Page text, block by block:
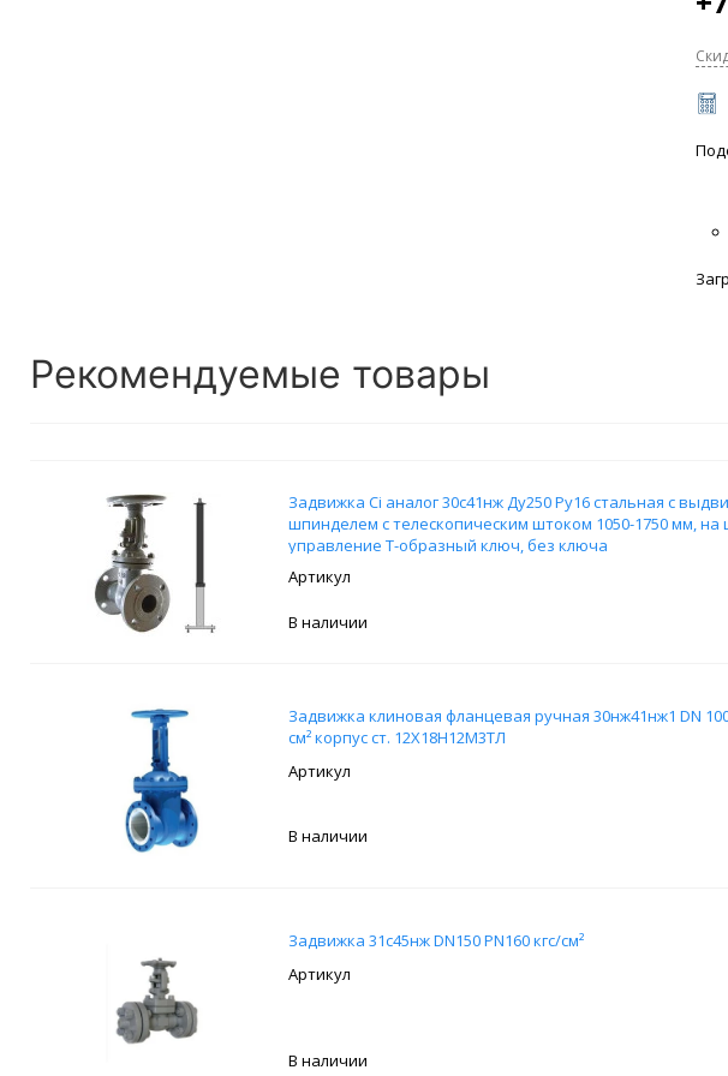
Рекомендуемые товары
Задвижка Ci аналог 30с41нж Ду250 Ру16 стальная с
шпинделем с телескопическим штоком 1050-1750 мм, на
управление Т-образный ключ, без ключа
В наличии
Задвижка клиновая фланцевая ручная 30нж41нж1 DN 100
см² корпус ст. 12Х18Н12М3ТЛ
В наличии
Задвижка 31с45нж DN150 PN160 кгс/см²
В наличии